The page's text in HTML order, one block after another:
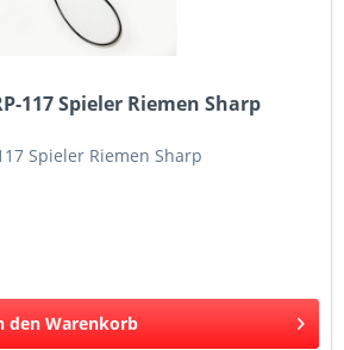
117 Spieler Riemen Sharp
Spieler Riemen Sharp
den Warenkorb